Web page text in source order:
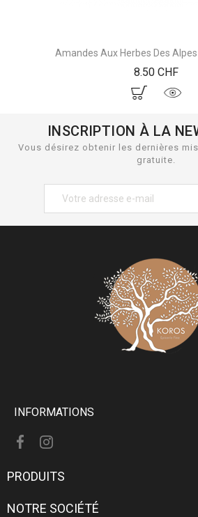
Amandes Aux Herbes Des
8.50 CHFPrix
INSCRIPTION À LA
Vous désirez obtenir les dernières
gratuite.
INFORMATIONS
PRODUITS
NOTRE SOCIÉTÉ